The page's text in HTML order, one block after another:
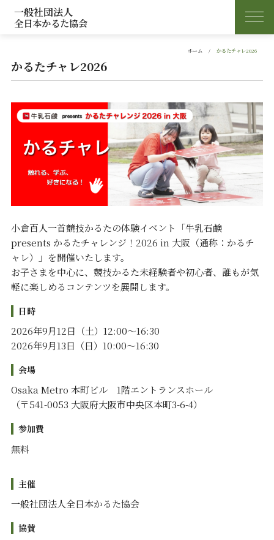
一般社団法人
全日本かるた協会
ホーム かるたチャレ2026
かるたチャレ2026
小倉百人一首競技かるたの体験イベント「牛乳石鹸
presents かるたチャレンジ！2026 in 大阪（通称：かるチ
ャレ）」を開催いたします。
お子さまを中心に、競技かるた未経験者や初心者、誰もが気
軽に楽しめるコンテンツを展開します。
日時
2026年9月12日（土）12:00～16:30
2026年9月13日（日）10:00～16:30
会場
Osaka Metro 本町ビル 1階エントランスホール
（〒541-0053 大阪府大阪市中央区本町3-6-4）
参加費
無料
主催
一般社団法人全日本かるた協会
協賛